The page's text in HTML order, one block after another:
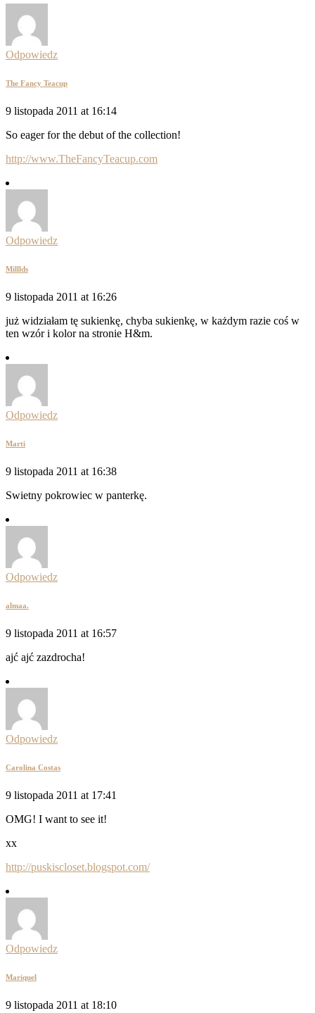
Odpowiedz
The Fancy Teacup
9 listopada 2011 at 16:14
So eager for the debut of the collection!
http://www.TheFancyTeacup.com
Odpowiedz
Milllds
9 listopada 2011 at 16:26
już widziałam tę sukienkę, chyba sukienkę, w każdym razie coś w
ten wzór i kolor na stronie H&m.
Odpowiedz
Marti
9 listopada 2011 at 16:38
Swietny pokrowiec w panterkę.
Odpowiedz
almaa.
9 listopada 2011 at 16:57
ajć ajć zazdrocha!
Odpowiedz
Carolina Costas
9 listopada 2011 at 17:41
OMG! I want to see it!
xx
http://puskiscloset.blogspot.com/
Odpowiedz
Mariquel
9 listopada 2011 at 18:10